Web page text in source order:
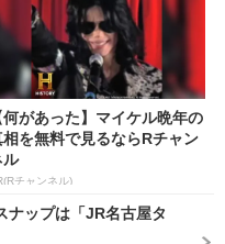
何があった】マイケル晩年の
相を無料で見るならRチャン
ル
チャンネル)
ナップは「JR名古屋タ